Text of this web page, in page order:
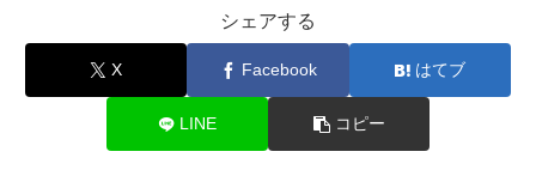
シェアする
X Facebook はてブ
LINE コピー